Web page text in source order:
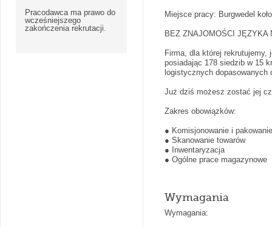
Pracodawca ma prawo do
wcześniejszego
zakończenia rekrutacji.
Miejsce pracy: Burgwedel
BEZ ZNAJOMOŚCI JĘZYKA
Firma, dla której
posiadając 178 siedzib w 15
logistycznych dopasowanych
Już dziś możesz zostać jej
Zakres obowiązków:
● Komisjonowanie i
● Skanowanie towarów
● Inwentaryzacja
● Ogólne prace magazynowe
Wymagania
Wymagania: